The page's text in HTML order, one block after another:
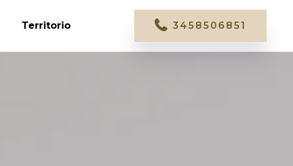
Territorio 3458506851